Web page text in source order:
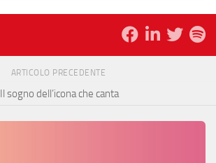
ARTICOLO PRECEDENTE
Il sogno dell’icona che canta